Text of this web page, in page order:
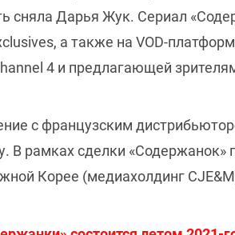
сняла Дарья Жук. Сериал
а также на VOD-
4 и предлагающей
с французским
В рамках сделки
Корее (медиахолдинг